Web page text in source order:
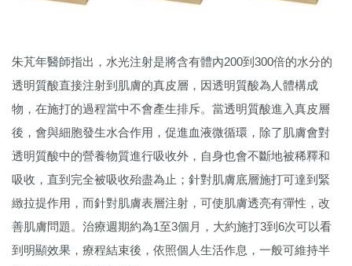
朱芃年醫師指出，水光注射是將含有體內200到300倍的水分的
透明質酸直接注射到肌膚的真皮層，因透明質酸為人體構成
物，在施打的過程當中不會產生排斥。當透明質酸進入真皮層
後，會與細胞發生水合作用，促進血液微循環，除了肌膚會對
透明質酸中的營養物質進行吸收外，自身也會不斷地被稀釋和
吸收，直到完全被吸收殆盡為止；針對肌膚底層施打可達到緊
緻拉提作用，而針對肌膚表層注射，可使肌膚透亮有彈性，改
善肌膚問題。治療週期約為1至3個月，大約施打3到6次可以看
到明顯效果，療程結束後，依照個人生活作息，一般可維持半